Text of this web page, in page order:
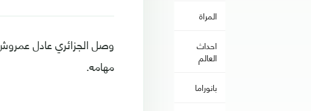
المراة
احداث
العالم
بانوراما
وصل الجزائري عادل
مهامه.